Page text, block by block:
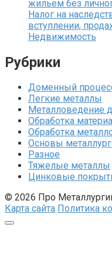
жильем без
Налог на
вступлении,
Недвижимость
Рубрики
Доменный
Легкие металлы
Металловедение
Обработка
Обработка
Основы
Разное
Тяжелые металлы
Цинковые
© 2026 Про
Карта сайта Политика